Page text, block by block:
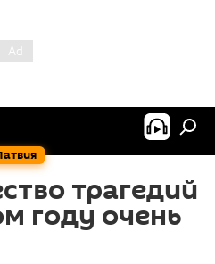
трагедий
году очень